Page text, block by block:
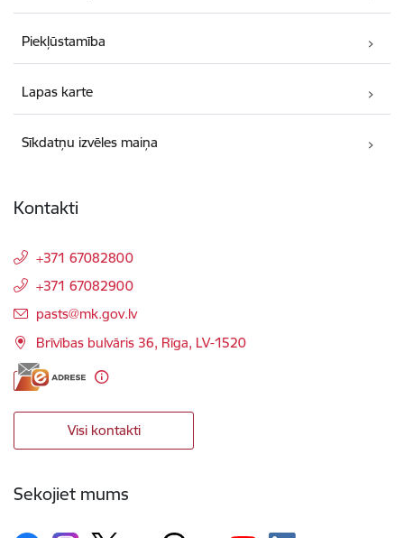
Piekļūstamība
Lapas karte
Sīkdatņu izvēles maiņa
Kontakti
+371 67082800
+371 67082900
E-pasts:
pasts@mk.gov.lv
Brīvības bulvāris 36, Rīga, LV-1520
Visi kontakti
Sekojiet mums